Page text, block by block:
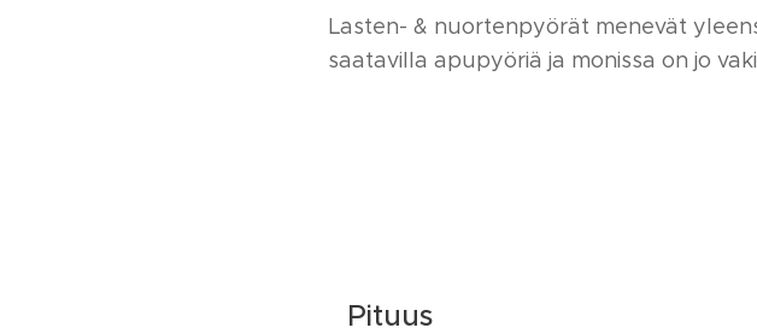
Lasten- & nuortenpyörät menevät
saatavilla apupyöriä ja monissa on jo
Pituus